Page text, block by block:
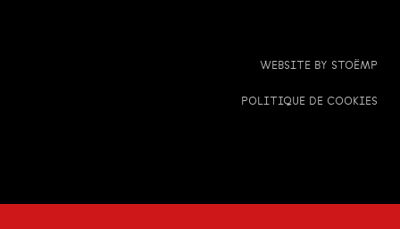
WEBSITE BY STOËMP
POLITIQUE DE COOKIES